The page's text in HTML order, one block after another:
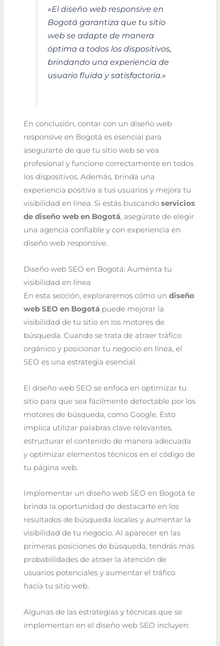
«El diseño web responsive en
Bogotá garantiza que tu sitio
web se adapte de manera
óptima a todos los dispositivos,
brindando una experiencia de
usuario fluida y satisfactoria.»
En conclusión, contar con un diseño web
responsive en Bogotá es esencial para
asegurarte de que tu sitio web se vea
profesional y funcione correctamente en todos
los dispositivos. Además, brinda una
experiencia positiva a tus usuarios y mejora tu
visibilidad en línea. Si estás buscando servicios
de diseño web en Bogotá, asegúrate de elegir
una agencia confiable y con experiencia en
diseño web responsive.
Diseño web SEO en Bogotá: Aumenta tu
visibilidad en línea
En esta sección, exploraremos cómo un diseño
web SEO en Bogotápuede mejorar la
visibilidad de tu sitio en los motores de
búsqueda. Cuando se trata de atraer tráfico
orgánico y posicionar tu negocio en línea, el
SEO es una estrategia esencial.
El diseño web SEO se enfoca en optimizar tu
sitio para que sea fácilmente detectable por los
motores de búsqueda, como Google. Esto
implica utilizar palabras clave relevantes,
estructurar el contenido de manera adecuada
y optimizar elementos técnicos en el código de
tu página web.
Implementar un diseño web SEO en Bogotá te
brinda la oportunidad de destacarte en los
resultados de búsqueda locales y aumentar la
visibilidad de tu negocio. Al aparecer en las
primeras posiciones de búsqueda, tendrás más
probabilidades de atraer la atención de
usuarios potenciales y aumentar el tráfico
hacia tu sitio web.
Algunas de las estrategias y técnicas que se
implementan en el diseño web SEO incluyen: